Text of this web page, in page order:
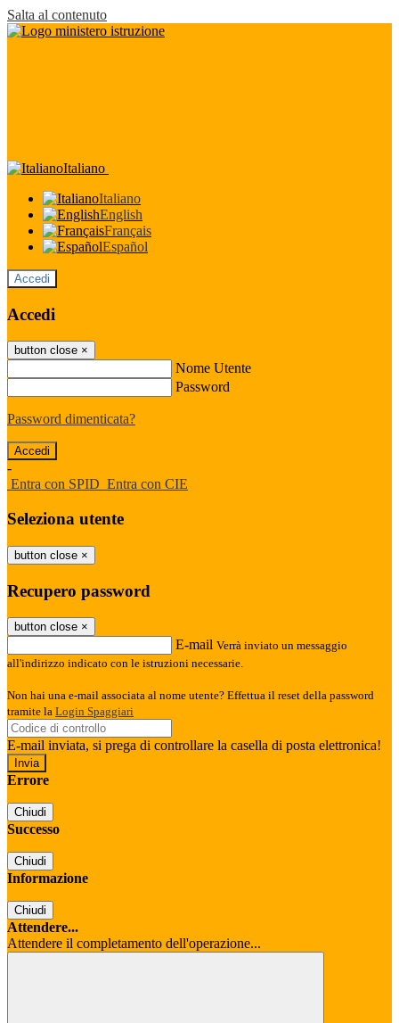
Salta al contenuto
Italiano
Italiano
English
Français
Español
Accedi
Accedi
button close ×
Nome Utente
Password
Password dimenticata?
-
Entra con SPID Entra con CIE
Seleziona utente
button close ×
Recupero password
button close ×
E-mail Verrà inviato un messaggio
all'indirizzo indicato con le istruzioni necessarie.
Non hai una e-mail associata al nome utente? Effettua il reset della password
tramite la Login Spaggiari
E-mail inviata, si prega di controllare la casella di posta elettronica!
Errore
Chiudi
Successo
Chiudi
Informazione
Chiudi
Attendere...
Attendere il completamento dell'operazione...